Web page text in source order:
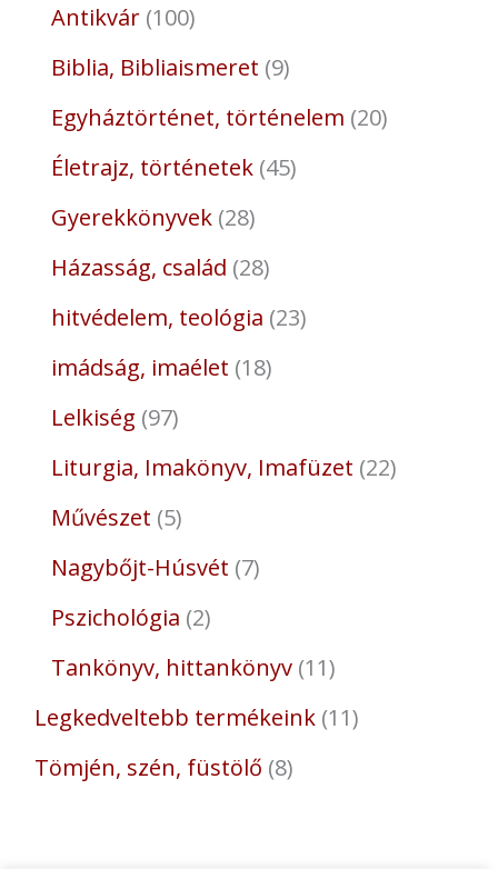
Antikvár 100
Biblia, Bibliaismeret 9
Egyháztörténet, történelem 20
Életrajz, történetek 45
Gyerekkönyvek 28
Házasság, család 28
hitvédelem, teológia 23
imádság, imaélet 18
Lelkiség 97
Liturgia, Imakönyv, Imafüzet 22
Művészet 5
Nagybőjt-Húsvét 7
Pszichológia 2
Tankönyv, hittankönyv 11
Legkedveltebb termékeink 11
Tömjén, szén, füstölő 8